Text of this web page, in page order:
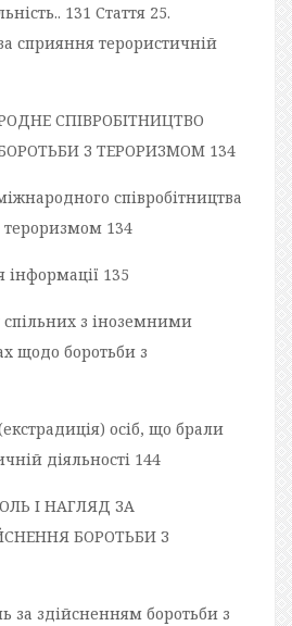
131 Стаття 25.
сприяння терористичній
СПІВРОБІТНИЦТВО
З ТЕРОРИЗМОМ 134
співробітництва
тероризмом 134
інформації 135
спільних з іноземними
щодо боротьби з
осіб, що брали
діяльності 144
І НАГЛЯД ЗА
БОРОТЬБИ З
за здійсненням боротьби з